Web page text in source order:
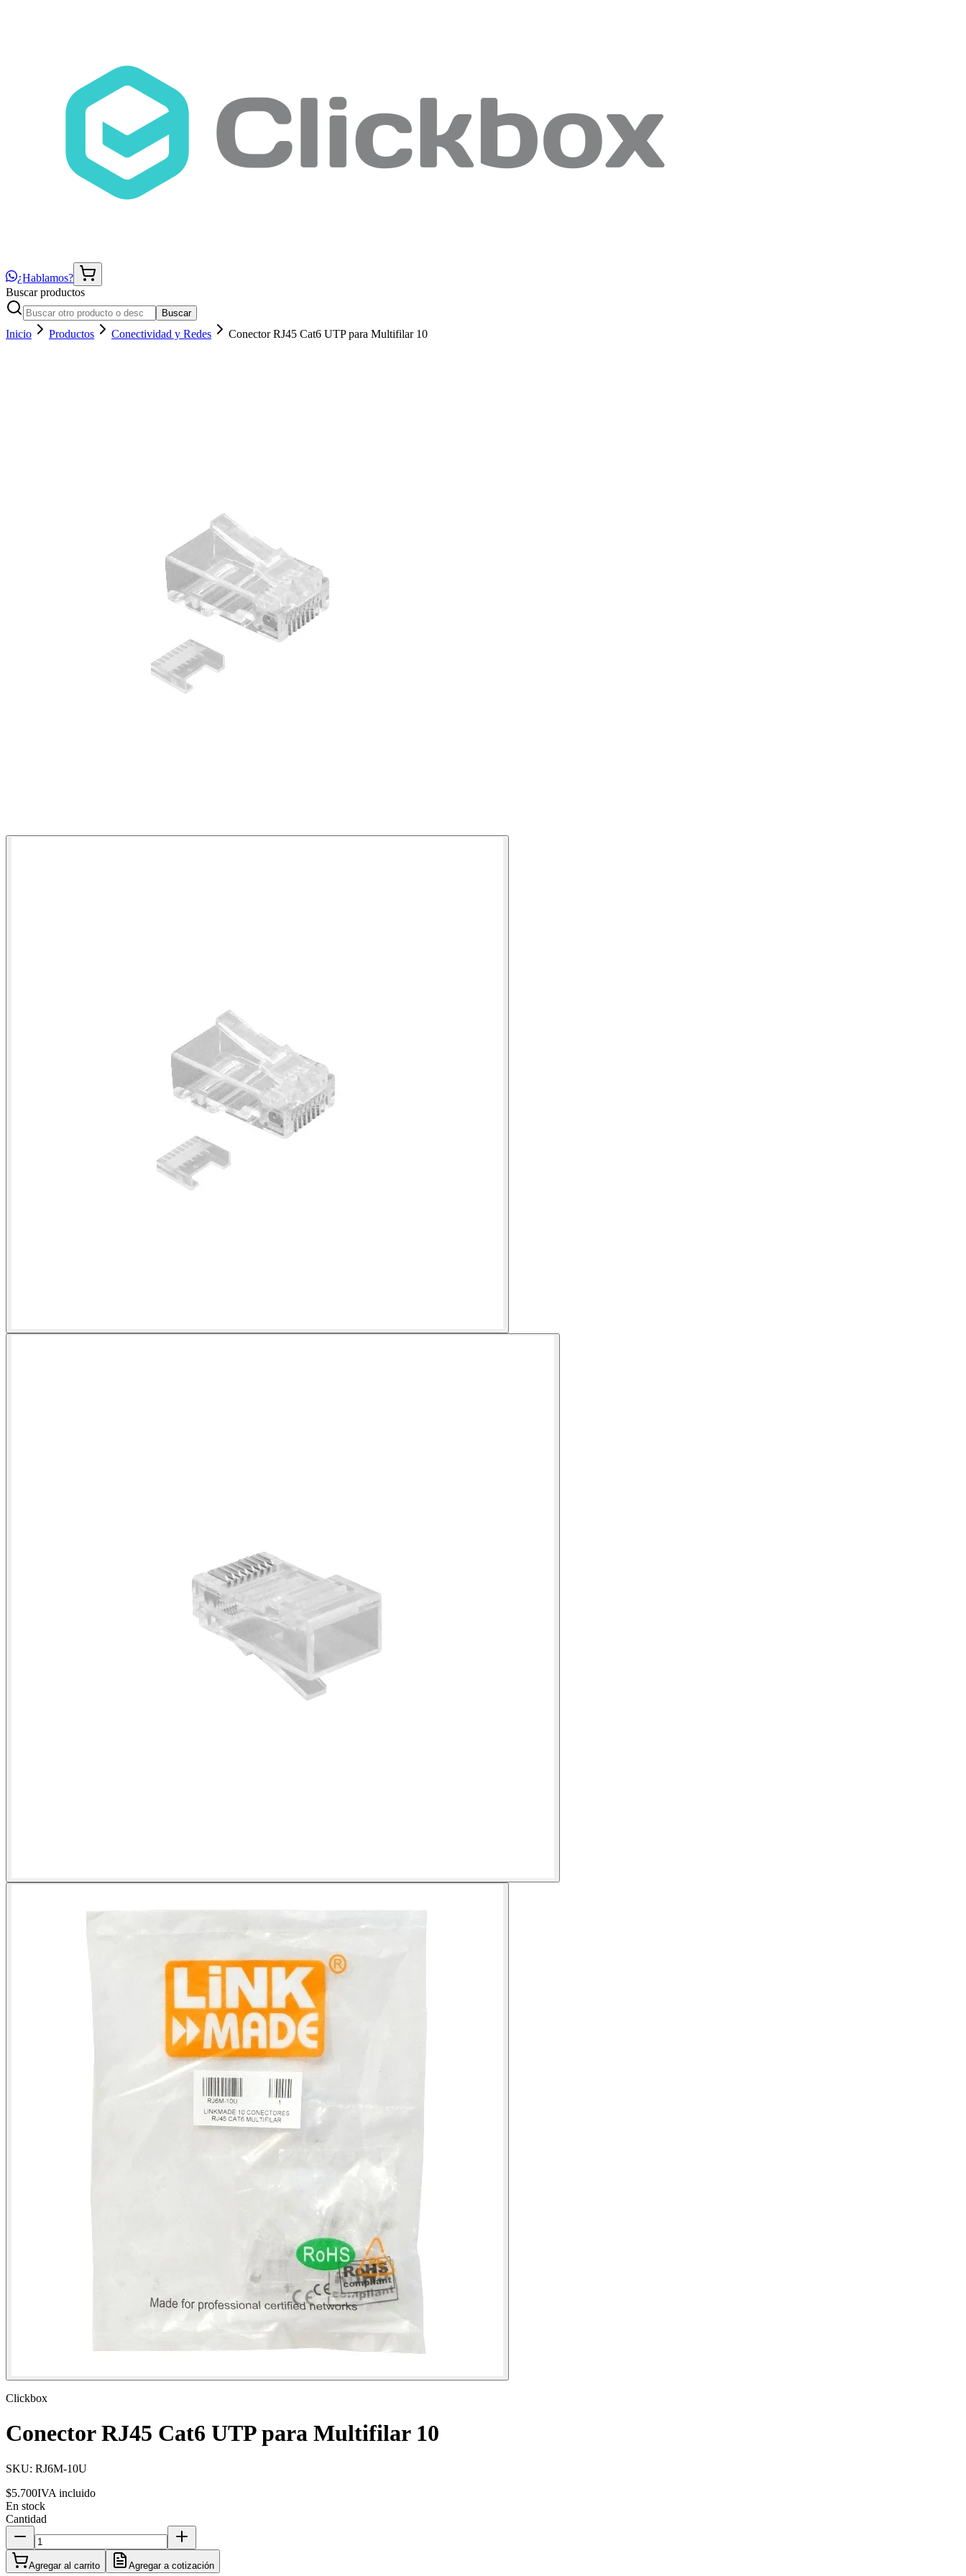
¿Hablamos?
Buscar productos
Buscar
Inicio Productos Conectividad y Redes Conector RJ45 Cat6 UTP para Multifilar 10
Clickbox
Conector RJ45 Cat6 UTP para Multifilar 10
SKU: RJ6M-10U
$5.700IVA incluido
En stock
Cantidad
Agregar al carrito Agregar a cotización